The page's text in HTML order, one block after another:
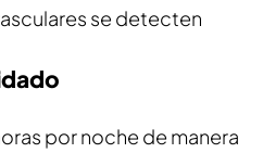
se detecten
por noche de manera